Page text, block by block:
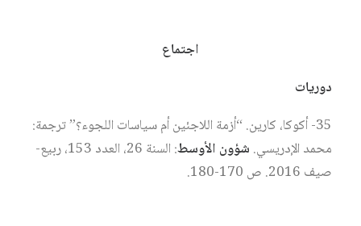
اجتماع
دوريات
35- أكوكا، كارين. “أزمة اللاجئين أم سياسات اللجوء؟” ترجمة:
محمد الإدريسي. شؤون الأوسط
: السنة 26، العدد 153، ربيع-
صيف 2016. ص 170-180.